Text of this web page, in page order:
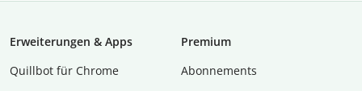
Erweiterungen & Apps
Quillbot für Chrome
Premium
Abon­ne­ments